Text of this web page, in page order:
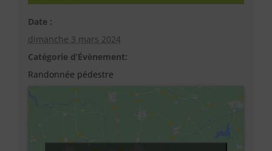
Date :
dimanche 3 mars 2024
Catégorie d’Évènement:
Randonnée pédestre